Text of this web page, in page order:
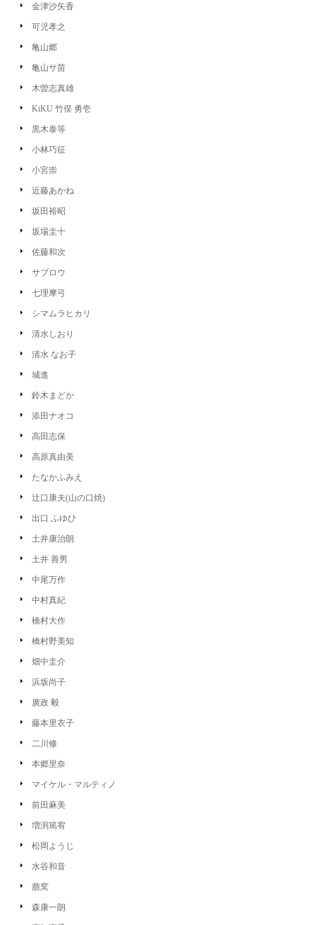
金津沙矢香
可児孝之
亀山郷
亀山サ苗
木曽志真雄
KiKU 竹俣 勇壱
黒木泰等
小林巧征
小宮崇
近藤あかね
坂田裕昭
坂場圭十
佐藤和次
サブロウ
七理摩弓
シマムラヒカリ
清水しおり
清水 なお子
城進
鈴木まどか
添田ナオコ
高田志保
高原真由美
たなかふみえ
辻口康夫(山の口焼)
出口 ふゆひ
土井康治朗
土井 善男
中尾万作
中村真紀
橋村大作
橋村野美知
畑中圭介
浜坂尚子
廣政 毅
藤本里衣子
二川修
本郷里奈
マイケル・マルティノ
前田麻美
増渕篤宥
松岡ようじ
水谷和音
萠窯
森康一朗